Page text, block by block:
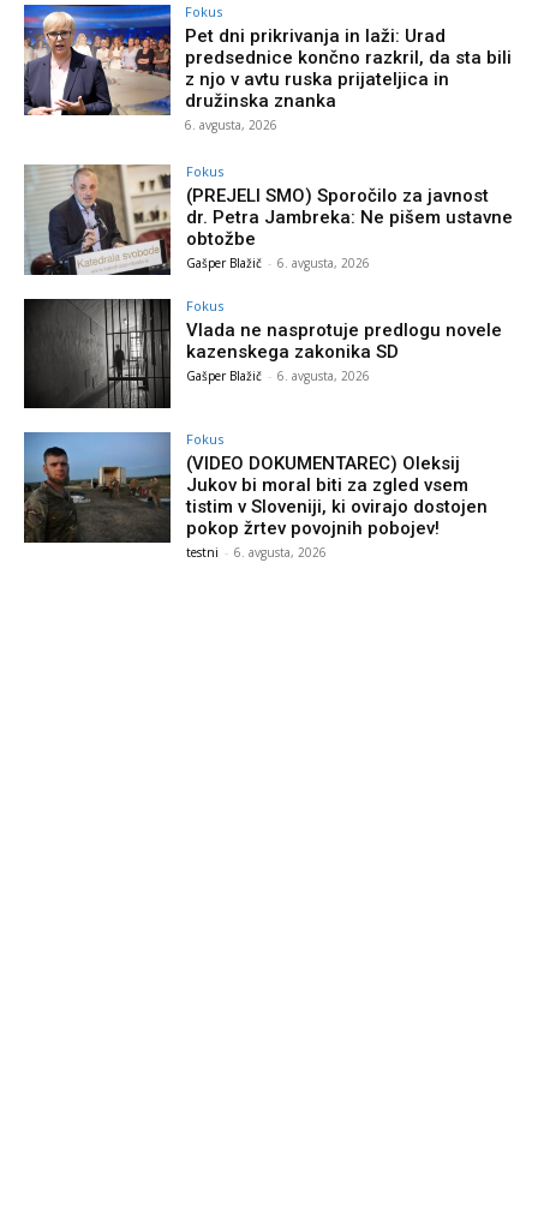
Fokus
Pet dni prikrivanja in laži: Urad
predsednice končno razkril, da sta bili
z njo v avtu ruska prijateljica in
družinska znanka
6. avgusta, 2026
Fokus
(PREJELI SMO) Sporočilo za javnost
dr. Petra Jambreka: Ne pišem ustavne
obtožbe
Gašper Blažič - 6. avgusta, 2026
Fokus
Vlada ne nasprotuje predlogu novele
kazenskega zakonika SD
Gašper Blažič - 6. avgusta, 2026
Fokus
(VIDEO DOKUMENTAREC) Oleksij
Jukov bi moral biti za zgled vsem
tistim v Sloveniji, ki ovirajo dostojen
pokop žrtev povojnih pobojev!
testni - 6. avgusta, 2026